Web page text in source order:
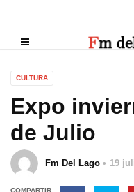
CULTURA
Expo
de Julio
Fm Del Lago 19
COMPARTIR